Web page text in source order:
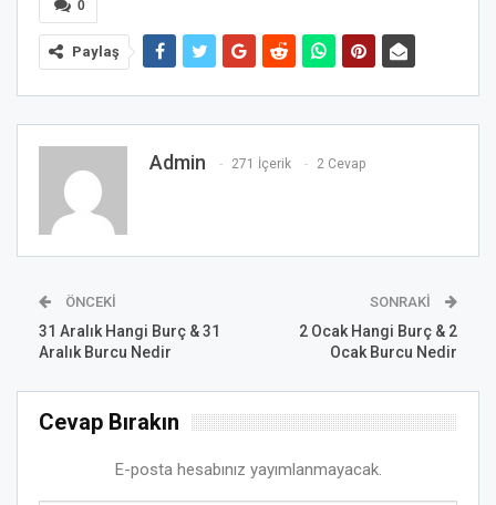
0
Paylaş
Admin 271 İçerik 2 Cevap
ÖNCEKI
31 Aralık Hangi Burç & 31
Aralık Burcu Nedir
SONRAKI
2 Ocak Hangi Burç & 2
Ocak Burcu Nedir
Cevap Bırakın
E-posta hesabınız yayımlanmayacak.